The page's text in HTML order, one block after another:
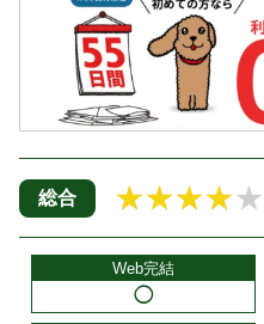
総合 ★★★★★
Web完結
◯